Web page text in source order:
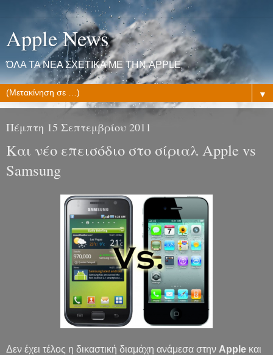
Apple News
ΌΛΑ ΤΑ ΝΕΑ ΣΧΕΤΙΚΑ ΜΕ ΤΗΝ APPLE
▼
Πέμπτη 15 Σεπτεμβρίου 2011
Και νέο επεισόδιο στο σίριαλ Apple vs
Samsung
Δεν έχει τέλος η δικαστική διαμάχη ανάμεσα στην Apple και